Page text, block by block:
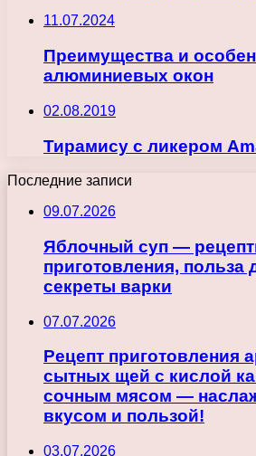
11.07.2024
Преимущества и
алюминиевых окон
02.08.2019
Тирамису с ликером
Последние записи
09.07.2026
Яблочный суп —
приготовления, польза
секреты варки
07.07.2026
Рецепт приготовления
сытных щей с кислой
сочным мясом —
вкусом и пользой!
03.07.2026